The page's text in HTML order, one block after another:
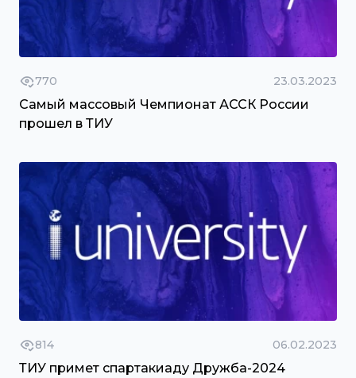
770 23.03.2023
Самый массовый Чемпионат АССК России
прошел в ТИУ
814 06.02.2023
ТИУ примет спартакиаду Дружба-2024